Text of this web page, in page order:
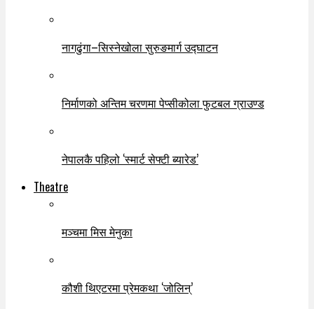
नागढुंगा–सिस्नेखोला सुरुङमार्ग उद्घाटन
निर्माणको अन्तिम चरणमा पेप्सीकोला फुटबल ग्राउण्ड
नेपालकै पहिलो ‘स्मार्ट सेफ्टी ब्यारेड’
Theatre
मञ्चमा मिस मेनुका
कौशी थिएटरमा प्रेमकथा ‘जोलिन्’